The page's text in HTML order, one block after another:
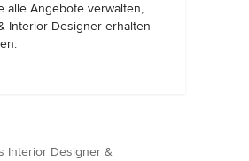
alle Angebote verwalten,
Interior Designer erhalten
Interior Designer &